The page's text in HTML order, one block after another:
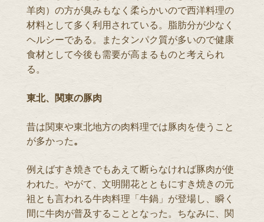
羊肉）の方が臭みもなく柔らかいので西洋料理の
材料として多く利用されている。脂肪分が少なく
ヘルシーである。またタンパク質が多いので健康
食材として今後も需要が高まるものと考えられ
る。
東北、関東の豚肉
昔は関東や東北地方の肉料理では豚肉を使うこと
が多かった。
例えばすき焼きでもあえて断らなければ豚肉が使
われた。やがて、文明開花とともにすき焼きの元
祖とも言われる牛肉料理「牛鍋」が登場し、瞬く
間に牛肉が普及することとなった。ちなみに、関